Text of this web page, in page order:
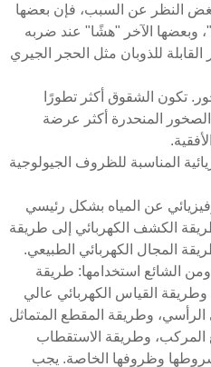
بغض النظر عن السبب، فإن بعضها
وبعضها الآخر "هشًا" عند ضربه
للذوبان مثل الحجر الجيري
تكون الشقوق أكثر تطورًا
المنحدرة أكثر عرضة
المناسبة للظروف الجيولوجية
عن المياه بشكل رئيسي
الكشف الكهربائي إلى طريقة
المجال الكهربائي الطبيعي.
الشائع استخدامها: طريقة
وطريقة القياس الكهربائي عالي
الرأسي، وطريقة المقطع المتماثل
المركب، وطريقة الاستقطاب
وظروفها الخاصة. يجب